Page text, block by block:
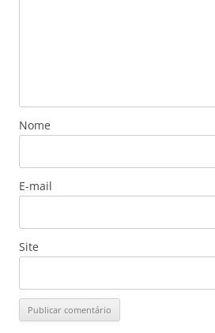
Nome
E-mail
Site